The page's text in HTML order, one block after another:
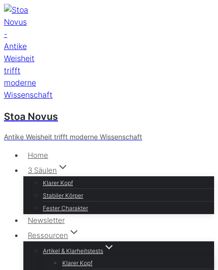
Zum
Inhalt
springen
Stoa Novus
Antike Weisheit trifft moderne Wissenschaft
Home
3 Säulen
Klarer Kopf
Stabiler Körper
Fester Charakter
Newsletter
Ressourcen
Artikel & Klarheitstests
Klarer Kopf